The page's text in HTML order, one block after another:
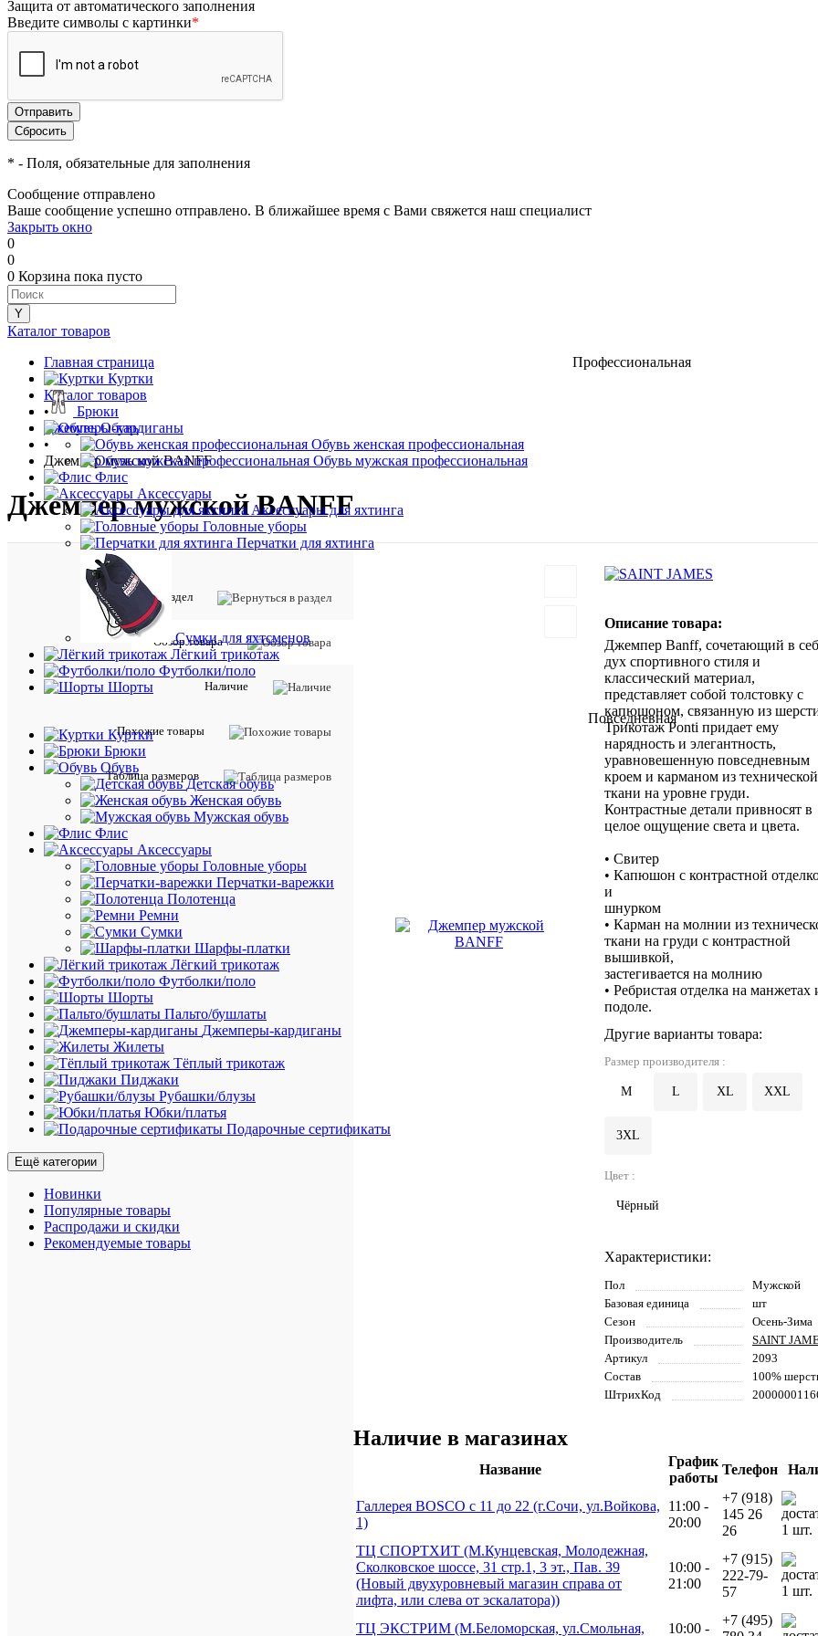
Защита от автоматического заполнения
Введите символы с картинки*
* - Поля, обязательные для заполнения
Сообщение отправлено
Ваше сообщение успешно отправлено. В ближайшее время с Вами свяжется наш специалист
Закрыть окно
0
0
0 Корзина пока пусто
Каталог товаров
Профессиональная
Куртки
Брюки
Обувь
Обувь женская профессиональная
Обувь мужская профессиональная
Флис
Аксессуары
Аксессуары для яхтинга
Головные уборы
Перчатки для яхтинга
Сумки для яхтсменов
Лёгкий трикотаж
Футболки/поло
Шорты
Повседневная
Куртки
Брюки
Обувь
Детская обувь
Женская обувь
Мужская обувь
Флис
Аксессуары
Головные уборы
Перчатки-варежки
Полотенца
Ремни
Сумки
Шарфы-платки
Лёгкий трикотаж
Футболки/поло
Шорты
Пальто/бушлаты
Джемперы-кардиганы
Жилеты
Тёплый трикотаж
Пиджаки
Рубашки/блузы
Юбки/платья
Подарочные сертификаты
Ещё категории
Новинки
Популярные товары
Распродажи и скидки
Рекомендуемые товары
Главная страница
•
Каталог товаров
•
Джемперы-кардиганы
•
Джемпер мужской BANFF
Джемпер мужской BANFF
Вернуться в раздел
Обзор товара
Наличие
Похожие товары
Таблица размеров
Описание товара:
Джемпер Banff, сочетающий в
дух спортивного стиля и
классический материал,
представляет собой толстовку с
капюшоном, связанную из
Трикотаж Ponti придает ему
нарядность и элегантность,
уравновешенную повседневным
кроем и карманом из технической
ткани на уровне груди.
Контрастные детали привносят в
целое ощущение света и цвета.
• Свитер
• Капюшон с контрастной
и
шнурком
• Карман на молнии из
ткани на груди с контрастной
вышивкой,
застегивается на молнию
• Ребристая отделка на манжетах
подоле.
Другие варианты товара:
Размер производителя :
M L XL XXL
3XL
Цвет :
Чёрный
Характеристики:
Пол
Мужской
Базовая единица
шт
Сезон
Осень-Зима
Производитель
SAINT
Артикул
2093
Состав
100%
ШтрихКод
Наличие в магазинах
Название
График
работы
Телефон
Галлерея BOSCO с 11 до 22 (г.Сочи, ул.Войкова,
1)
11:00 -
20:00
+7 (918)
145 26
26
1 шт.
ТЦ СПОРТХИТ (М.Кунцевская, Молодежная,
Сколковское шоссе, 31 стр.1, 3 эт., Пав. 39
(Новый двухуровневый магазин справа от
лифта, или слева от эскалатора))
10:00 -
21:00
+7 (915)
222-79-
57
1 шт.
ТЦ ЭКСТРИМ (М.Беломорская, ул.Смольная,
10:00 -
+7 (495)